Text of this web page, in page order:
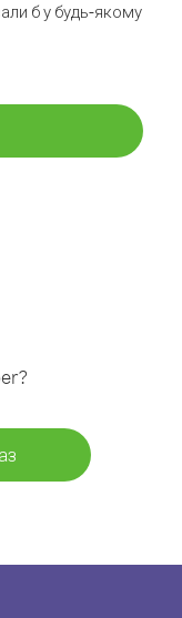
б у будь-якому